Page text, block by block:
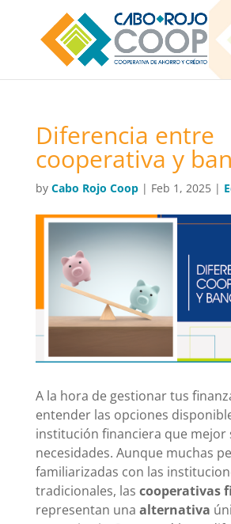
Diferencia entre
cooperativa y
by Cabo Rojo Coop| Feb 1, 2025|
A la hora de gestionar tus
entender las opciones
institución financiera que mejor
necesidades. Aunque muchas
familiarizadas con las
tradicionales, las cooperativas
representan una alternativa